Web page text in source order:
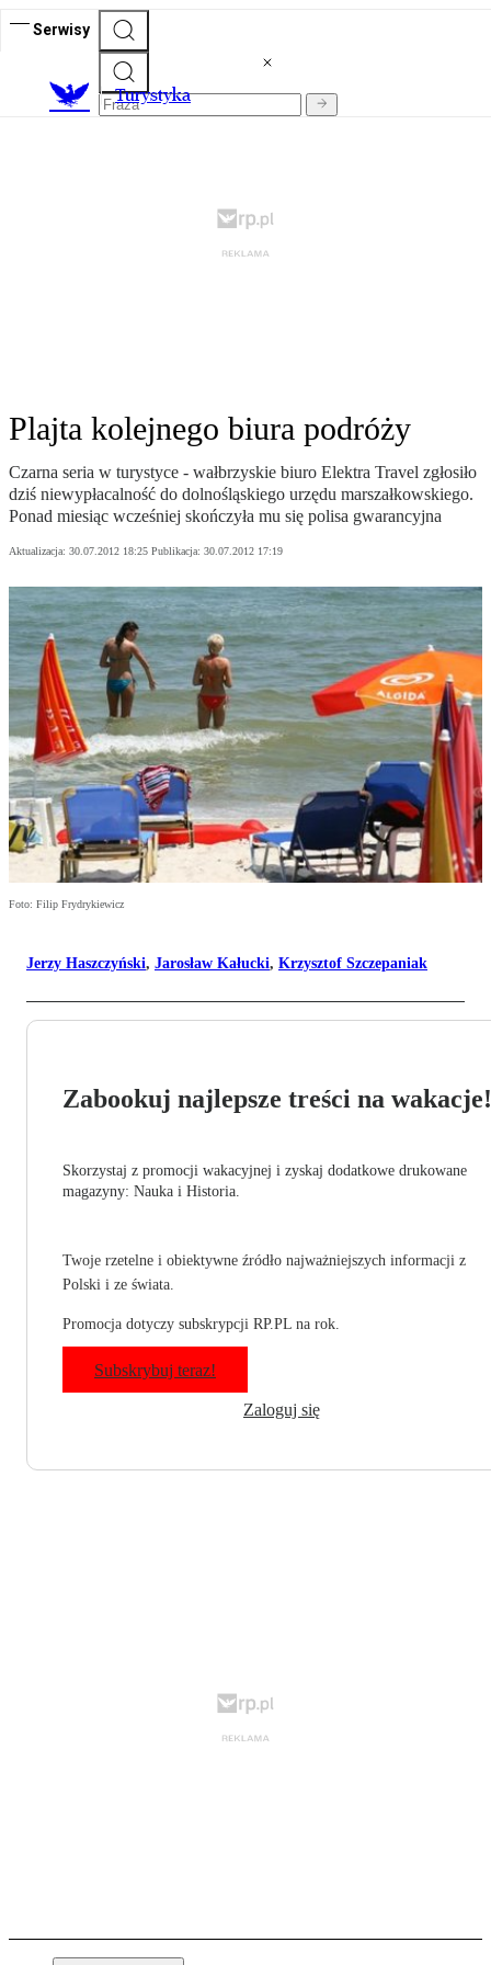
Serwisy
Turystyka
Plajta kolejnego biura podróży
Czarna seria w turystyce - wałbrzyskie biuro Elektra Travel zgłosiło
dziś niewypłacalność do dolnośląskiego urzędu marszałkowskiego.
Ponad miesiąc wcześniej skończyła mu się polisa gwarancyjna
Aktualizacja: 30.07.2012 18:25 Publikacja: 30.07.2012 17:19
Foto: Filip Frydrykiewicz
Jerzy Haszczyński, Jarosław Kałucki, Krzysztof Szczepaniak
Zabookuj najlepsze treści na wakacje!
Skorzystaj z promocji wakacyjnej i zyskaj dodatkowe drukowane
magazyny: Nauka i Historia.
Twoje rzetelne i obiektywne źródło najważniejszych informacji z
Polski i ze świata.
Promocja dotyczy subskrypcji RP.PL na rok.
Subskrybuj teraz!
Zaloguj się